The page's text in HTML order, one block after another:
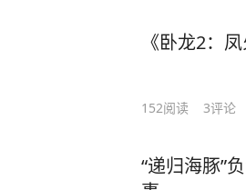
《卧龙2：
152阅读 3评论
“递归海豚”